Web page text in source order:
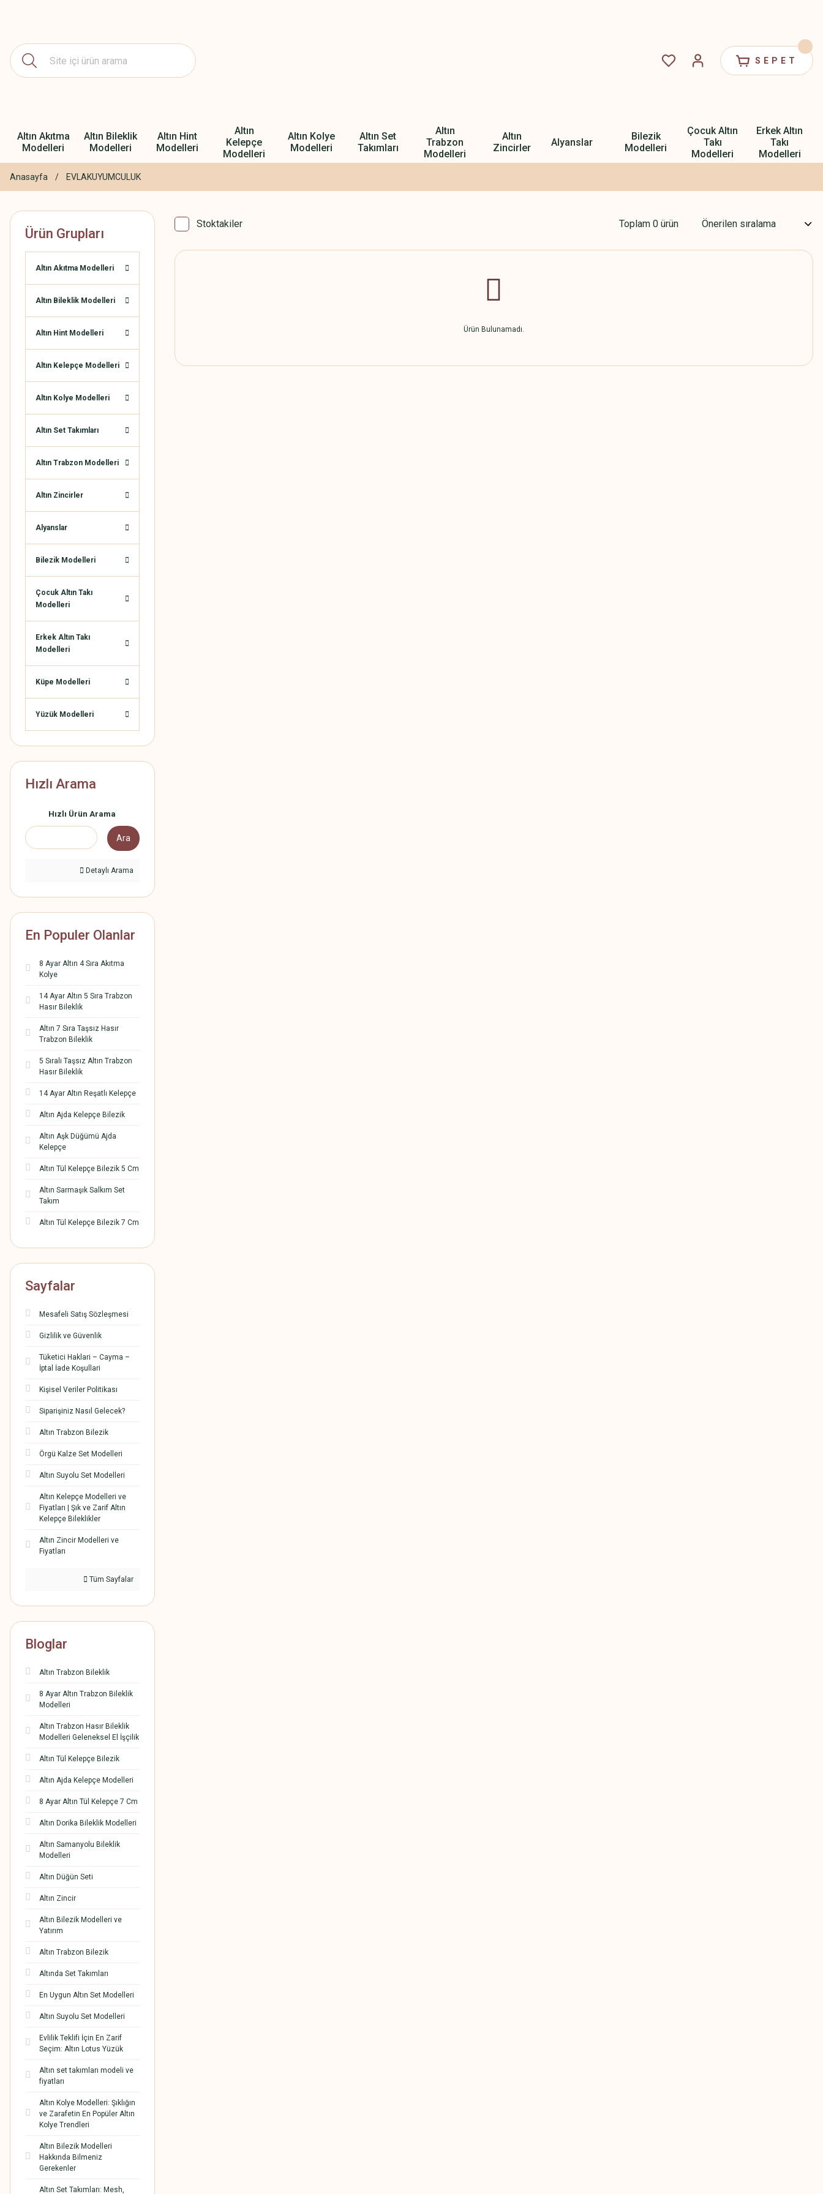
SEPET
Altın Akıtma
Modelleri
Altın Bileklik
Modelleri
Altın Hint
Modelleri
Altın
Kelepçe
Modelleri
Altın Kolye
Modelleri
Altın Set
Takımları
Altın
Trabzon
Modelleri
Altın
Zincirler
Alyanslar
Bilezik
Modelleri
Çocuk Altın
Takı
Modelleri
Erkek Altın
Takı
Modelleri
Anasayfa EVLAKUYUMCULUK
Ürün Grupları
Altın Akıtma Modelleri
Altın Bileklik Modelleri
Altın Hint Modelleri
Altın Kelepçe Modelleri
Altın Kolye Modelleri
Altın Set Takımları
Altın Trabzon Modelleri
Altın Zincirler
Alyanslar
Bilezik Modelleri
Çocuk Altın Takı
Modelleri
Erkek Altın Takı
Modelleri
Küpe Modelleri
Yüzük Modelleri
Hızlı Arama
Hızlı Ürün Arama
Ara
Detaylı Arama
En Populer Olanlar
8 Ayar Altın 4 Sıra Akıtma
Kolye
14 Ayar Altın 5 Sıra Trabzon
Hasır Bileklik
Altın 7 Sıra Taşsız Hasır
Trabzon Bileklik
5 Sıralı Taşsız Altın Trabzon
Hasır Bileklik
14 Ayar Altın Reşatlı Kelepçe
Altın Ajda Kelepçe Bilezik
Altın Aşk Düğümü Ajda
Kelepçe
Altın Tül Kelepçe Bilezik 5 Cm
Altın Sarmaşık Salkım Set
Takım
Altın Tül Kelepçe Bilezik 7 Cm
Sayfalar
Mesafeli Satış Sözleşmesi
Gizlilik ve Güvenlik
Tüketici Haklari – Cayma –
İptal İade Koşullari
Kişisel Veriler Politikası
Siparişiniz Nasıl Gelecek?
Altın Trabzon Bilezik
Örgü Kalze Set Modelleri
Altın Suyolu Set Modelleri
Altın Kelepçe Modelleri ve
Fiyatları | Şık ve Zarif Altın
Kelepçe Bileklikler
Altın Zincir Modelleri ve
Fiyatları
Tüm Sayfalar
Bloglar
Altın Trabzon Bileklik
8 Ayar Altın Trabzon Bileklik
Modelleri
Altın Trabzon Hasır Bileklik
Modelleri Geleneksel El İşçilik
Altın Tül Kelepçe Bilezik
Altın Ajda Kelepçe Modelleri
8 Ayar Altın Tül Kelepçe 7 Cm
Altın Dorika Bileklik Modelleri
Altın Samanyolu Bileklik
Modelleri
Altın Düğün Seti
Altın Zincir
Altın Bilezik Modelleri ve
Yatırım
Altın Trabzon Bilezik
Altında Set Takımları
En Uygun Altın Set Modelleri
Altın Suyolu Set Modelleri
Evlilik Teklifi İçin En Zarif
Seçim: Altın Lotus Yüzük
Altın set takımları modeli ve
fiyatları
Altın Kolye Modelleri: Şıklığın
ve Zarafetin En Popüler Altın
Kolye Trendleri
Altın Bilezik Modelleri
Hakkında Bilmeniz
Gerekenler
Altın Set Takımları: Mesh,
Stoktakiler Toplam 0 ürün
Ürün Bulunamadı.